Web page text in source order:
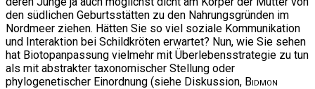
den südlichen Geburtsstätten zu den Nahrungsgründen im
Nordmeer ziehen. Hätten Sie so viel soziale Kommunikation
und Interaktion bei Schildkröten erwartet? Nun, wie Sie sehen
hat Biotopanpassung vielmehr mit Überlebensstrategie zu tun
als mit abstrakter taxonomischer Stellung oder
phylogenetischer Einordnung (siehe Diskussion, Bidmon